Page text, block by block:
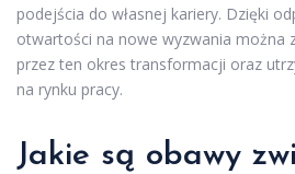
podejścia do własnej kariery. Dzięki
otwartości na nowe wyzwania można
przez ten okres transformacji oraz
na rynku pracy.
Jakie są obawy